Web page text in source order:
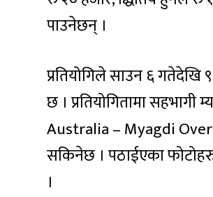
पाउनेछन् ।
प्रतियोगिले साउन ६ गतेदेखि
छ । प्रतियोगितामा सहभागी
Australia – Myagdi
सकिनेछ । पठाईएका
।